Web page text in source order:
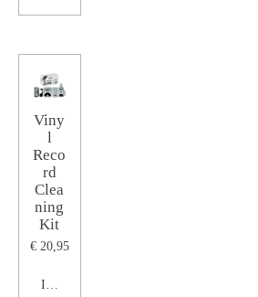
Viny
l
Reco
rd
Clea
ning
Kit
€ 20,95
In winkelwagen